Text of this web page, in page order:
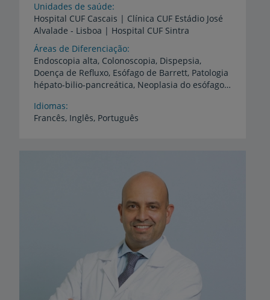
Unidades de saúde
Hospital CUF Cascais | Clínica CUF Estádio José
Alvalade - Lisboa | Hospital CUF Sintra
Áreas de Diferenciação
Endoscopia alta, Colonoscopia, Dispepsia,
Doença de Refluxo, Esófago de Barrett, Patologia
hépato-bilio-pancreática, Neoplasia do esófago, do Estômago, do cólon. Cuidados Intensivos e Emergência Médica
Idiomas
Francês, Inglês, Português